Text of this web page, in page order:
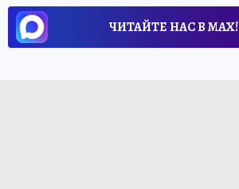
ЧИТАЙТЕ НАС В МАХ!